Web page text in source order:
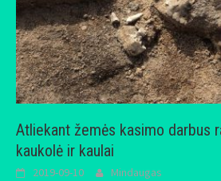
Atliekant žemės kasimo darbus
kaukolė ir kaulai
2019-09-10 Mindaugas